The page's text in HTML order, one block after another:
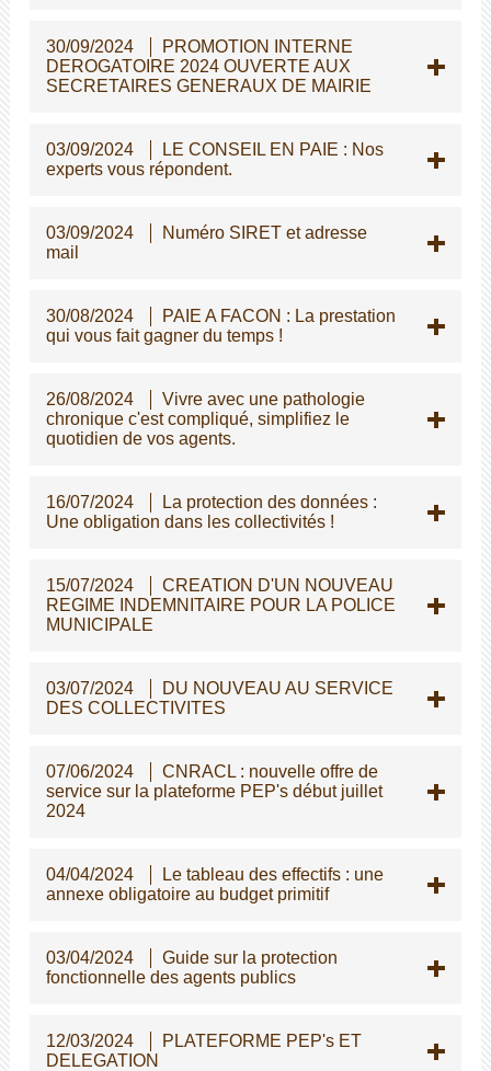
30/09/2024
PROMOTION INTERNE
DEROGATOIRE 2024 OUVERTE AUX
SECRETAIRES GENERAUX DE MAIRIE
03/09/2024
LE CONSEIL EN PAIE : Nos
experts vous répondent.
03/09/2024
Numéro SIRET et adresse
mail
30/08/2024
PAIE A FACON : La prestation
qui vous fait gagner du temps !
26/08/2024
Vivre avec une pathologie
chronique c'est compliqué, simplifiez le
quotidien de vos agents.
16/07/2024
La protection des données :
Une obligation dans les collectivités !
15/07/2024
CREATION D'UN NOUVEAU
REGIME INDEMNITAIRE POUR LA POLICE
MUNICIPALE
03/07/2024
DU NOUVEAU AU SERVICE
DES COLLECTIVITES
07/06/2024
CNRACL : nouvelle offre de
service sur la plateforme PEP's début juillet
2024
04/04/2024
Le tableau des effectifs : une
annexe obligatoire au budget primitif
03/04/2024
Guide sur la protection
fonctionnelle des agents publics
12/03/2024
PLATEFORME PEP's ET
DELEGATION